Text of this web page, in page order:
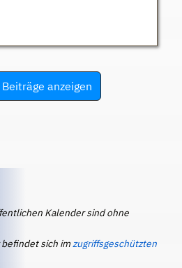
anzeigen
Kalender sind ohne
sich imzugriffsgeschützten